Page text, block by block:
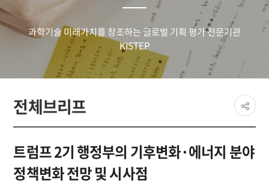
과학기술 미래가치를 창조하는 글로벌 기획 평가 전문기관
KISTEP
전체브리프
페이지
공유
share
트럼프 2기 행정부의 기후변화·에너지 분야
정책변화 전망 및 시사점